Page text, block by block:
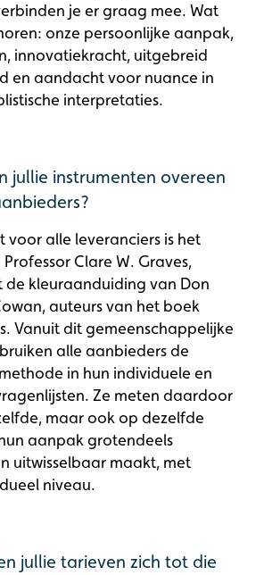
je er graag mee. Wat
onze persoonlijke aanpak,
innovatiekracht, uitgebreid
en aandacht voor nuance in
interpretaties.
jullie instrumenten overeen
voor alle leveranciers is het
Clare W. Graves,
kleuraanduiding van Don
auteurs van het boek
Vanuit dit gemeenschappelijke
alle aanbieders de
in hun individuele en
Ze meten daardoor
maar ook op dezelfde
aanpak grotendeels
uitwisselbaar maakt, met
niveau.
jullie tarieven zich tot die